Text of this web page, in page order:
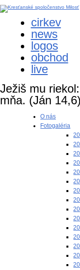
cirkev
news
logos
obchod
live
Ježiš mu
mňa. (Ján 14,6)
O nás
Fotogaléria